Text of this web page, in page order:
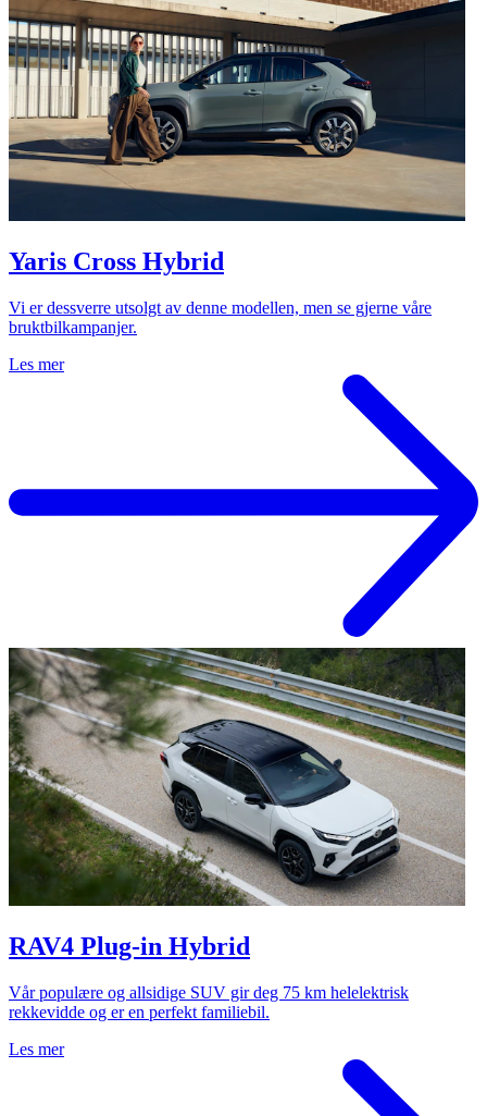
Yaris Cross Hybrid
Vi er dessverre utsolgt av denne modellen, men se gjerne våre
bruktbilkampanjer.
Les mer
RAV4 Plug-in Hybrid
Vår populære og allsidige SUV gir deg 75 km helelektrisk
rekkevidde og er en perfekt familiebil.
Les mer